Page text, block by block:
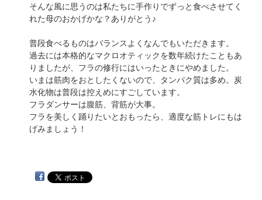
そんな風に思うのは私たちに手作りでずっと食べさせてく
れた母のおかげかな？ありがとう♪
普段食べるものはバランスよくなんでもいただきます。
過去には本格的なマクロオティックを数年続けたこともあ
りましたが、フラの修行にはいったときにやめました。
いまは筋肉をおとしたくないので、タンパク質は多め。炭
水化物は普段は控えめにすごしています。
フラダンサーは腹筋、背筋が大事。
フラを美しく踊りたいとおもったら、適度な筋トレにもは
げみましょう！